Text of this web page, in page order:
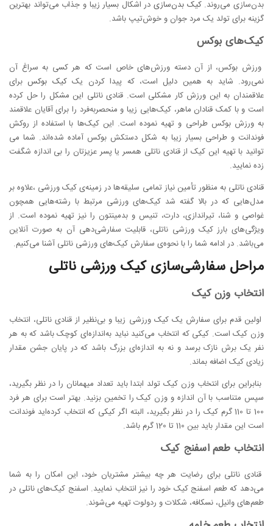
بدن‌سازی می‌روند.کیک بدن‌سازیدر اشکال بسیار زیبا و جذاب می‌تواند بهترین
گزینه برای تولد یک مرد جوان و خوش‌تیپ باشد.
کیک‌های بوکس
ورزش بوکس، از آن دسته ورزش‌های خاص است که هر کسی به سراغ آن
نمی‌رود. شاید به همین دلیل است، که پیدا کردن یککیک بوکس برای
علاقمندان به این ورزش کار مشکلی است. قنادی ناتلی این مشکل را حل کرده
است و با کمک قنادان ماهر، کیک‌هایی زیبا و منحصربه‌فرد را برای آقایان علاقمند
به ورزش بوکس طراحی و تهیه نموده است. این کیک‌ها با استفاده از روکش
فوندانت و طراحی بسیار زیبا به شکل دستکش بوکس آماده شده‌اند. شما می
توانید با تهیه این کیک از قنادی ناتلی همسر یا پسر عزیزتان را بی اندازه شگفت
زده نمایید.
قنادی ناتلی به منظور تأمین نیاز تمامی سلیقه‌ها در زمینه‌ی کیک ورزشی ،علاوه بر
مدل‌هایی که در بالا گفته شد کیک‌های ورزشی مرتبط با رشته‌هایی همچون
غواصی و شنا، تیراندازی، دارت، تنیس و بدمینتون را نیز تهیه نموده است. از
ویژگی‌های بارز کیک ورزشی ناتلی، قابلیت سفارشی‌دهی آن به صورت آنلاین
می‌باشد. در ادامه شما را با نحوه‌ی سفارش کیک‌های ورزشی ناتلی آشنا می‌کنیم.
مراحل سفارشی‌سازی کیک ورزشی ناتلی
انتخاب وزن کیک
اولین قدم برای سفارش یک کیک ورزشی زیبا و بی‌نظیر از قنادی ناتلی، انتخاب
وزن کیک است. کیکی که انتخاب می‌کنید نباید به‌اندازه‌ای کوچک باشد که به هر
نفر یک برش نازک برسد و نه به‌ اندازه‌ای بزرگ باشد که در پایان جشن مقدار
زیادی کیک اضافه بماند.
بنابراین برای انتخاب وزن کیک تولد ابتدا باید تعداد میهمانان را در نظر بگیرید،
سپس متناسب با آن اندازه و وزن کیک را تخمین بزنید. بهتر است برای هر فرد
100 تا 110 گرم کیک را در نظر بگیرید، البته اگر کیکی که انتخاب کرده‌اید فوندانت
است این مقدار باید بین 110 تا 120 گرم باشد.
انتخاب طعم اسفنج کیک
قنادی ناتلی برای رضایت هر چه بیشتر مشتریان خود، این امکان را به شما
می‌دهد که طعم اسفنج کیک خود را نیز انتخاب نمایید. اسفنج کیک‌های ناتلی در
طعم‌های وانیل، نسکافه، شکلات و ردولوت تهیه می‌شوند.